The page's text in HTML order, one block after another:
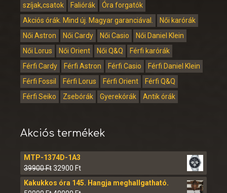
szíjak,csatok Faliórák
Óra forgatók
Akciós órák. Mind új. Magyar garanciával.
Női karórák
Női Astron
Női Cardy Női Casio
Női Daniel Klein
Női Lorus
Női Orient Női Q&Q
Férfi karórák
Férfi Cardy
Férfi Astron Férfi Casio
Férfi Daniel Klein
Férfi Fossil
Férfi Lorus Férfi Orient
Férfi Q&Q
Férfi Seiko
Zsebórák Gyerekórák Antik órák
Akciós termékek
MTP-1374D-1A3
39900Ft32900 Ft
Kakukkos óra 145. Hangja meghallgatható.